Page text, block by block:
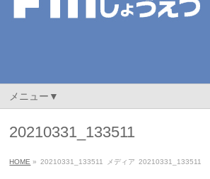
メニュー▼
20210331_133511
HOME » 20210331_133511 メディア 20210331_133511